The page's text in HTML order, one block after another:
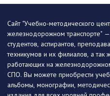
Сайт "Учебно-методического
железнодорожном транспорте"
студентов, аспирантов,
техникумов и их филиалов, а так
работающих на
СПО. Вы можете приобрести
альбомы, монографии,